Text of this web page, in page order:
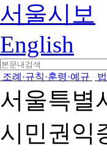
서울시보
English
조례·규칙·훈령·예규
서울특별
시민권익